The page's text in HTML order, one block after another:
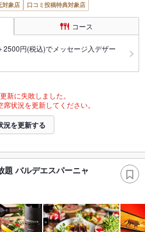
対象店 口コミ投稿特典対象店
コース
円(税込)でメッセージ入デザー
新に失敗しました。
状況を更新してください。
況を更新する
題 バルデエスパーニャ